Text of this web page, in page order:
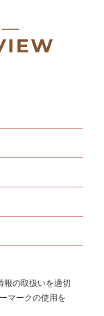
メニ
報の取扱いを適切
マークの使用を